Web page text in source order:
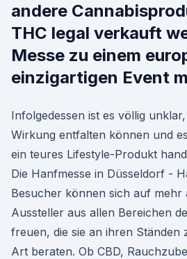
andere
THC legal verkauft
Messe zu einem
einzigartigen Event
Infolgedessen ist es völlig
Wirkung entfalten können und
ein teures Lifestyle-Produkt
Die Hanfmesse in Düsseldorf -
Besucher können sich auf mehr
Aussteller aus allen Bereichen
freuen, die sie an ihren Ständen
Art beraten. Ob CBD,